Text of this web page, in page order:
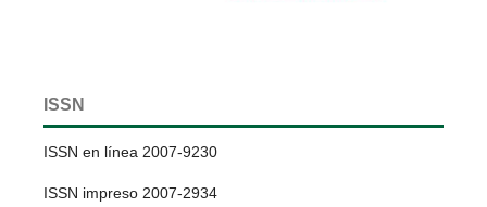
ISSN
ISSN en línea 2007-9230
ISSN impreso 2007-2934